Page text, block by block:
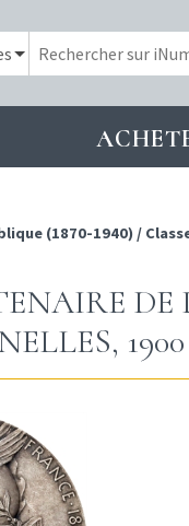
(1870-1940) /